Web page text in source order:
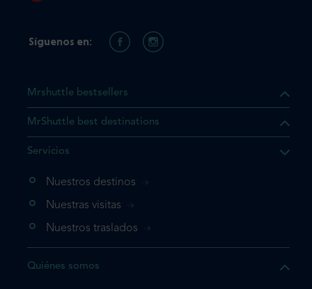
el producto que busca ya
vaya directamente a su
su reserva.
una vez
Mrshuttle bestsellers
MrShuttle best destinations
Servicios
Nuestros destinos
Nuestras visitas
Nuestros traslados
Quiénes somos
Síguenos en: